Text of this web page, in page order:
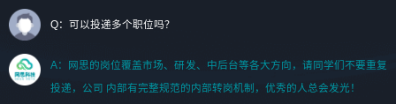
Q：可以投递多个职位吗？
A：网思的岗位覆盖市场、研发、中后台等各大方向，请同学们不要重复
投递，公司 内部有完整规范的内部转岗机制，优秀的人总会发光！